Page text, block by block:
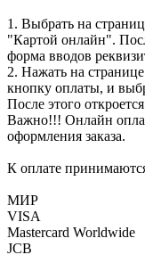
1. Выбрать на
"Картой онлайн".
форма вводов
2. Нажать на
кнопку оплаты, и
После этого
Важно!!! Онлайн
оформления заказа.
К оплате
МИР
VISA
Mastercard Worldwide
JCB